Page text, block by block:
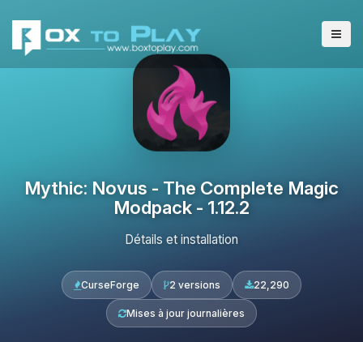
Mythic: Novus - The Complete Magic
Modpack - 1.12.2
Détails et installation
CurseForge 2 versions 22,290
Mises à jour journalières